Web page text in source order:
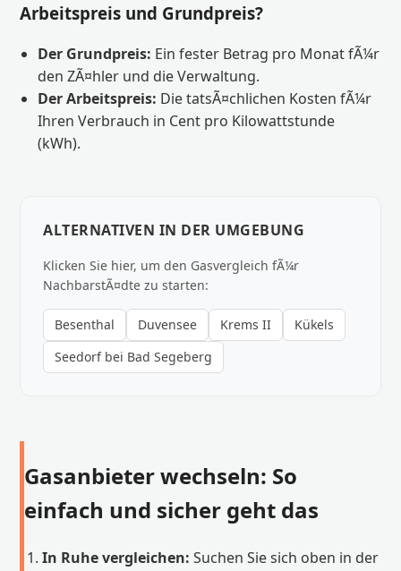
Arbeitspreis und Grundpreis?
Der Grundpreis: Ein fester Betrag pro Monat fÃ¼r
den ZÃ¤hler und die Verwaltung.
Der Arbeitspreis: Die tatsÃ¤chlichen Kosten fÃ¼r
Ihren Verbrauch in Cent pro Kilowattstunde
(kWh).
ALTERNATIVEN IN DER UMGEBUNG
Klicken Sie hier, um den Gasvergleich fÃ¼r
NachbarstÃ¤dte zu starten:
Besenthal Duvensee Krems II
Kükels
Seedorf bei Bad Segeberg
Gasanbieter wechseln: So
einfach und sicher geht das
In Ruhe vergleichen: Suchen Sie sich oben in der